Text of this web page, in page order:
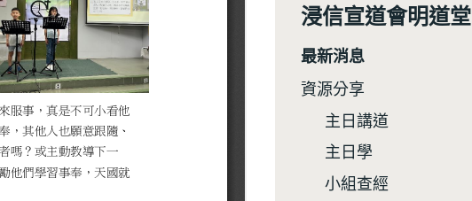
浸信宣道會明道堂
最新消息
資源分享
主日講道
主日學
小組查經